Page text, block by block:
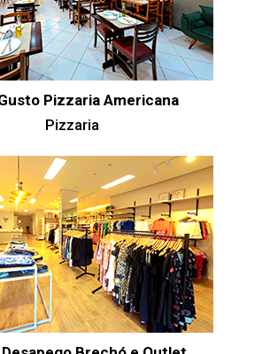
Pizzaria Americana
Pizzaria